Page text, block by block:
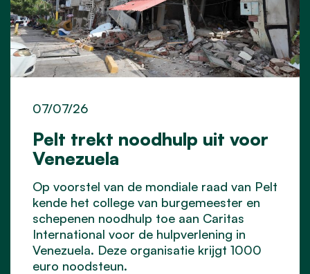
Pelt trekt noodhulp uit voor
Venezuela
07/07/26
Op voorstel van de mondiale raad van Pelt
kende het college van burgemeester en
schepenen noodhulp toe aan Caritas
International voor de hulpverlening in
Venezuela. Deze organisatie krijgt 1000
euro noodsteun.